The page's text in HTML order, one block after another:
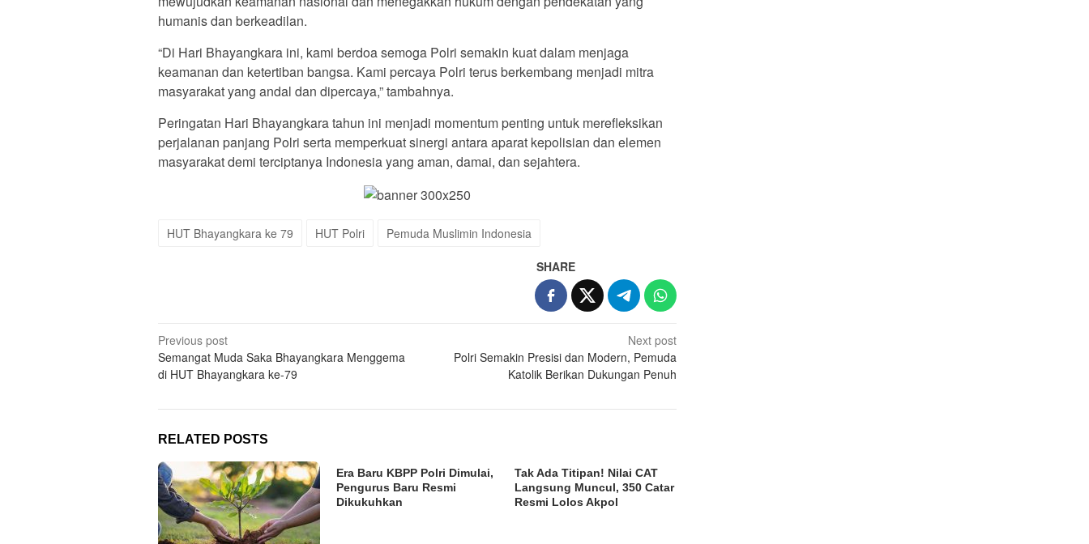
humanis dan berkeadilan.
“Di Hari Bhayangkara ini, kami berdoa semoga Polri semakin kuat dalam menjaga
keamanan dan ketertiban bangsa. Kami percaya Polri terus berkembang menjadi mitra
masyarakat yang andal dan dipercaya,” tambahnya.
Peringatan Hari Bhayangkara tahun ini menjadi momentum penting untuk merefleksikan
perjalanan panjang Polri serta memperkuat sinergi antara aparat kepolisian dan elemen
masyarakat demi terciptanya Indonesia yang aman, damai, dan sejahtera.
HUT Bhayangkara ke 79 HUT Polri Pemuda Muslimin Indonesia
SHARE
Post
navigation
Previous post
Semangat Muda Saka Bhayangkara Menggema
di HUT Bhayangkara ke-79
Next post
Polri Semakin Presisi dan Modern, Pemuda
Katolik Berikan Dukungan Penuh
RELATED POSTS
Era Baru KBPP Polri Dimulai,
Pengurus Baru Resmi
Dikukuhkan
Tak Ada Titipan! Nilai CAT
Langsung Muncul, 350 Catar
Resmi Lolos Akpol